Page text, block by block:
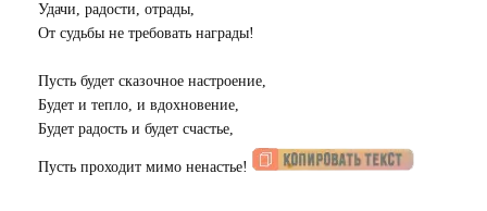
Удачи, радости, отрады,
От судьбы не требовать награды!
Пусть будет сказочное настроение,
Будет и тепло, и вдохновение,
Будет радость и будет счастье,
Пусть проходит мимо ненастье!